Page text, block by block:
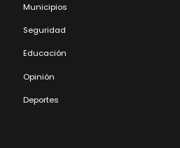
Municipios
Seguridad
Educación
Opinión
Deportes